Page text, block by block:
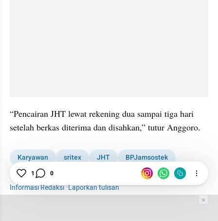
“Pencairan JHT lewat rekening dua sampai tiga hari
setelah berkas diterima dan disahkan,” tutur Anggoro.
Karyawan sritex JHT
BPJamsostek
Sektor Riil
Informasi Redaksi·Laporkan tulisan
1 0